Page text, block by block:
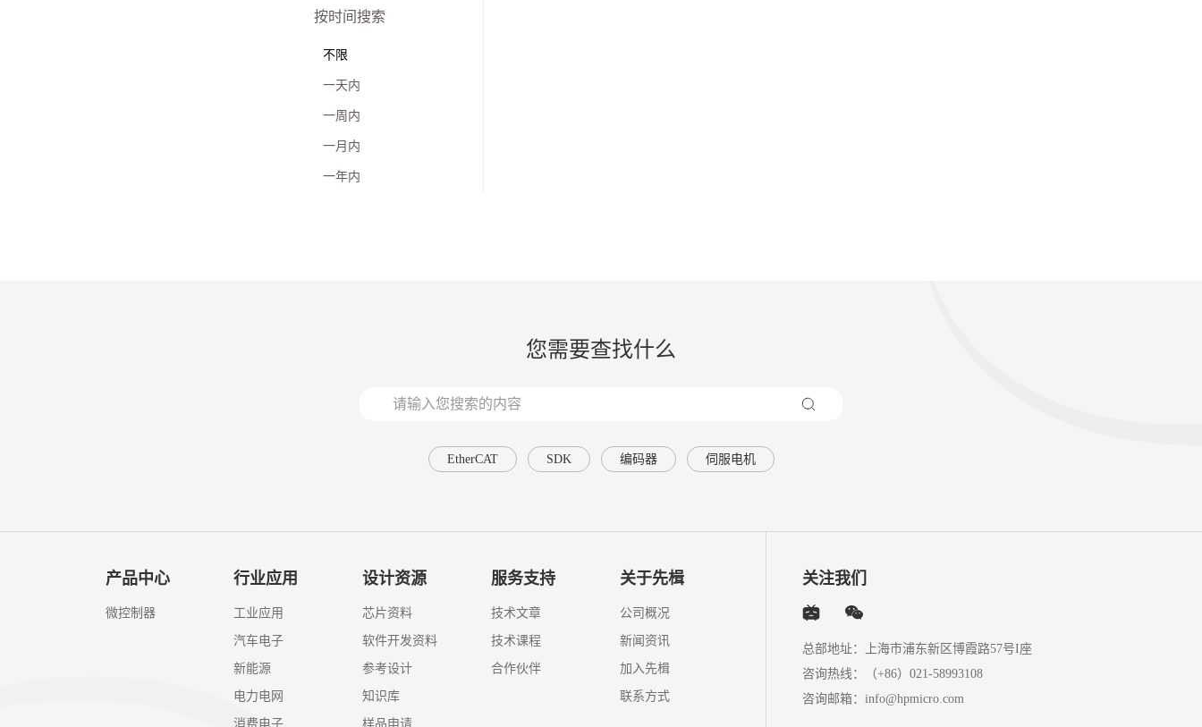
按时间搜索
不限
一天内
一周内
一月内
一年内
您需要查找什么
EtherCAT SDK 编码器 伺服电机
产品中心
微控制器
行业应用
工业应用
汽车电子
新能源
电力电网
消费电子
设计资源
芯片资料
软件开发资料
参考设计
知识库
样品申请
服务支持
技术文章
技术课程
合作伙伴
关于先楫
公司概况
新闻资讯
加入先楫
联系方式
关注我们
总部地址：上海市浦东新区博霞路57号I座
咨询热线：
（+86）021-58993108
咨询邮箱：info@hpmicro.com